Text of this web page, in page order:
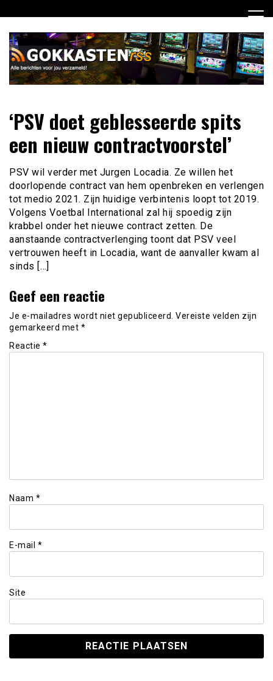
naar
inhoud
Gokkasten RSS
voor jou verzameld
‘PSV doet geblesseerde spits
een nieuw contractvoorstel’
PSV wil verder met Jurgen Locadia. Ze willen het
doorlopende contract van hem openbreken en verlengen
tot medio 2021. Zijn huidige verbintenis loopt tot 2019.
Volgens Voetbal International zal hij spoedig zijn
krabbel onder het nieuwe contract zetten. De
aanstaande contractverlenging toont dat PSV veel
vertrouwen heeft in Locadia, want de aanvaller kwam al
sinds […]
Geef een reactie
Je e-mailadres wordt niet gepubliceerd. Vereiste velden zijn
gemarkeerd met *
Reactie *
Naam *
E-mail *
Site